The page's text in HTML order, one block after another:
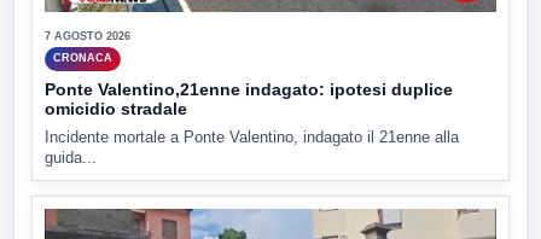
7 AGOSTO 2026
CRONACA
Ponte Valentino,21enne indagato: ipotesi duplice
omicidio stradale
Incidente mortale a Ponte Valentino, indagato il 21enne alla
guida...